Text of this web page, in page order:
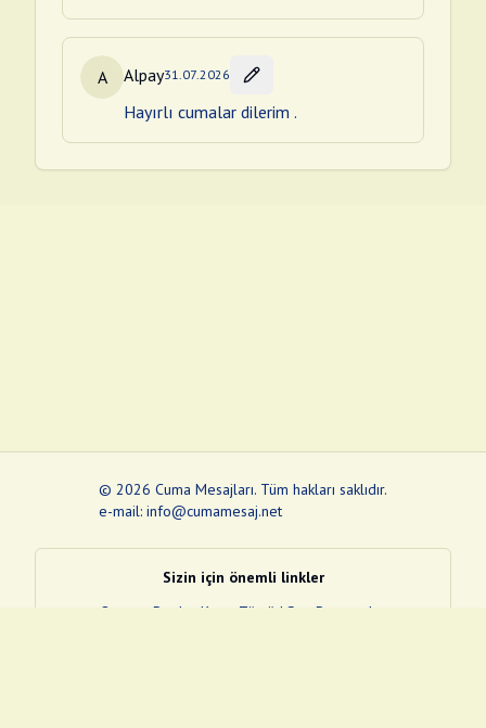
A Alpay31.07.2026
Hayırlı cumalar dilerim .
© 2026 Cuma Mesajları. Tüm hakları saklıdır.
e-mail: info@cumamesaj.net
Sizin için önemli linkler
Quran
e-Devlet Kapısı Tüvtürk Son Depremler